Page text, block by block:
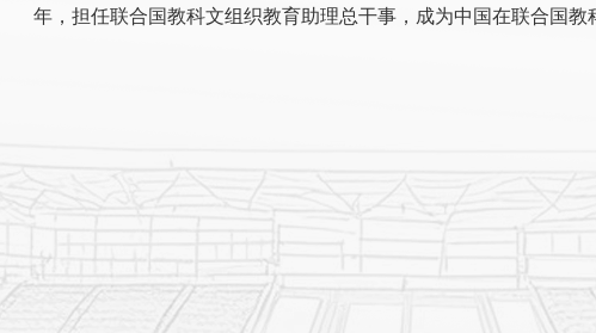
年，担任联合国教科文组织教育助理总干事，成为中国在联合国教